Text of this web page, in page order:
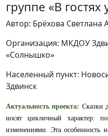
группе «В гостях
Автор: Брёхова Светлана
Организация: МКДОУ
«Солнышко»
Населенный пункт:
Здвинск
Актуальность проекта: Сказки
носят цикличный характер:
изменениями. Эта особенность